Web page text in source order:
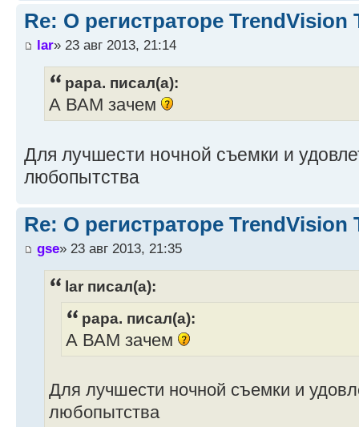
Re: О регистраторе TrendVision
lar» 23 авг 2013, 21:14
papa. писал(а):
А ВАМ зачем
Для лучшести ночной съемки и
любопытства
Re: О регистраторе TrendVision
gse» 23 авг 2013, 21:35
lar писал(а):
papa. писал(а):
А ВАМ зачем
Для лучшести ночной съемки и
любопытства